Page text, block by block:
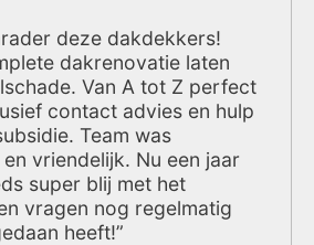
deze dakdekkers!
dakrenovatie laten
Van A tot Z perfect
contact advies en hulp
Team was
vriendelijk. Nu een jaar
super blij met het
vragen nog regelmatig
heeft!”